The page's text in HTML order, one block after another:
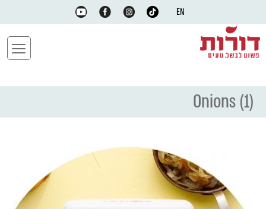
EN
Onions (1)